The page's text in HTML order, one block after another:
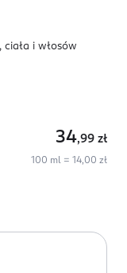
i włosów
34,99 zł
100 ml = 14,00 zł